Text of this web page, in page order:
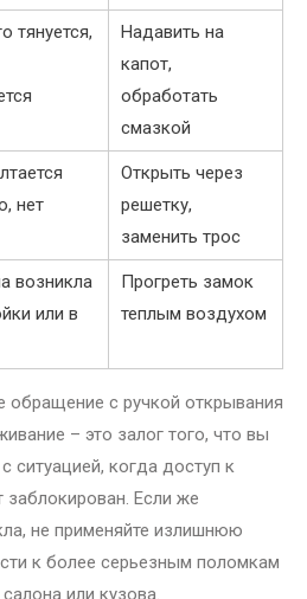
тянуется,
Надавить на
капот,
обработать
смазкой
нет
Открыть через
решетку,
заменить трос
возникла
или в
Прогреть замок
теплым воздухом
обращение с ручкой открывания
– это залог того, что вы
ситуацией, когда доступ к
заблокирован. Если же
не применяйте излишнюю
к более серьезным поломкам